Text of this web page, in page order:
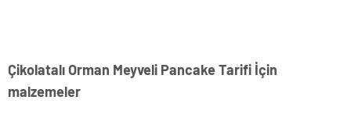
Çikolatalı Orman Meyveli Pancake Tarifi İçin
malzemeler